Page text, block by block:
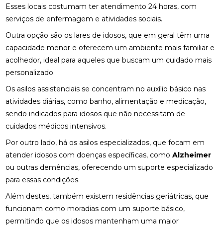
Esses locais costumam ter atendimento 24 horas, com
serviços de enfermagem e atividades sociais.
Outra opção são os lares de idosos, que em geral têm uma
capacidade menor e oferecem um ambiente mais familiar e
acolhedor, ideal para aqueles que buscam um cuidado mais
personalizado.
Os asilos assistenciais se concentram no auxílio básico nas
atividades diárias, como banho, alimentação e medicação,
sendo indicados para idosos que não necessitam de
cuidados médicos intensivos.
Por outro lado, há os asilos especializados, que focam em
atender idosos com doenças específicas, comoAlzheimer
ou outras demências, oferecendo um suporte especializado
para essas condições.
Além destes, também existem residências geriátricas, que
funcionam como moradias com um suporte básico,
permitindo que os idosos mantenham uma maior